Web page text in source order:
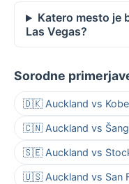
Katero mesto je
Las Vegas?
Sorodne
🇩🇰 Auckland vs
🇨🇳 Auckland vs
🇸🇪 Auckland vs
🇺🇸 Auckland vs San